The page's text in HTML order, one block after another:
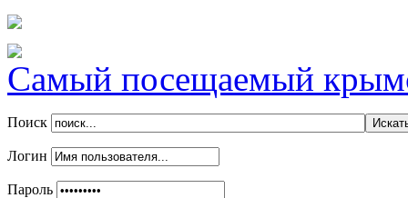
Самый посещаемый
Поиск
Логин
Пароль